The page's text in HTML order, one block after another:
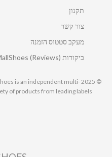
תקנון
צור קשר
מעקב סטטוס הזמנה
ביקורות MallShoes (Reviews)
is an independent multi-
of products from leading labels.